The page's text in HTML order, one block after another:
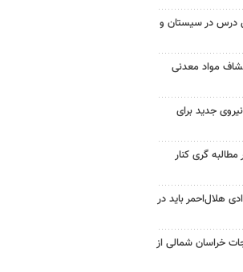
و ۵۰۰ کلاس درس در سیستان و
مواد معدنی
جذب ۶ هزار نیروی جدید برای
گری کنار
هلال‌احمر باید در
خراسان شمالی از